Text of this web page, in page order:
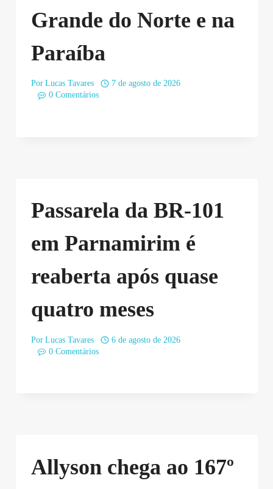
Grande do Norte e na
Paraíba
Por Lucas Tavares
7 de agosto de 2026
0 Comentários
Passarela da BR-101
em Parnamirim é
reaberta após quase
quatro meses
Por Lucas Tavares
6 de agosto de 2026
0 Comentários
Allyson chega ao 167º